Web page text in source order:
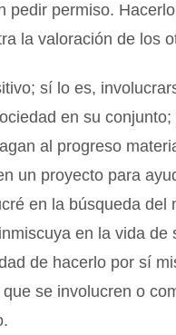
pedir permiso.
la valoración de los
sí lo es,
en su conjunto;
al progreso
un proyecto para
en la búsqueda del
en la vida de
de hacerlo por sí
se involucren o